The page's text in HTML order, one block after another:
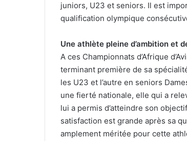
juniors, U23 et seniors. Il est
qualification olympique
Une athlète pleine d’ambition et
A ces Championnats d’Afrique
terminant première de sa
les U23 et l’autre en seniors
une fierté nationale, elle qui a
lui a permis d’atteindre son
satisfaction est grande après sa
amplement méritée pour cette